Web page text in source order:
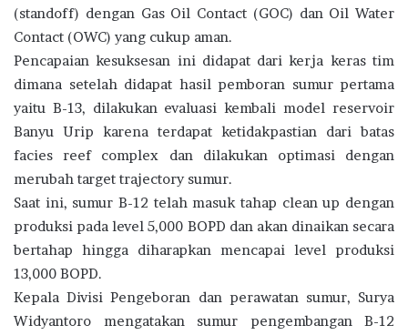
(standoff) dengan Gas Oil Contact (GOC) dan Oil Water
Contact (OWC) yang cukup aman.
Pencapaian kesuksesan ini didapat dari kerja keras tim
dimana setelah didapat hasil pemboran sumur pertama
yaitu B-13, dilakukan evaluasi kembali model reservoir
Banyu Urip karena terdapat ketidakpastian dari batas
facies reef complex dan dilakukan optimasi dengan
merubah target trajectory sumur.
Saat ini, sumur B-12 telah masuk tahap clean up dengan
produksi pada level 5,000 BOPD dan akan dinaikan secara
bertahap hingga diharapkan mencapai level produksi
13,000 BOPD.
Kepala Divisi Pengeboran dan perawatan sumur, Surya
Widyantoro mengatakan sumur pengembangan B-12